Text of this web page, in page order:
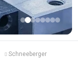
Schneeberger